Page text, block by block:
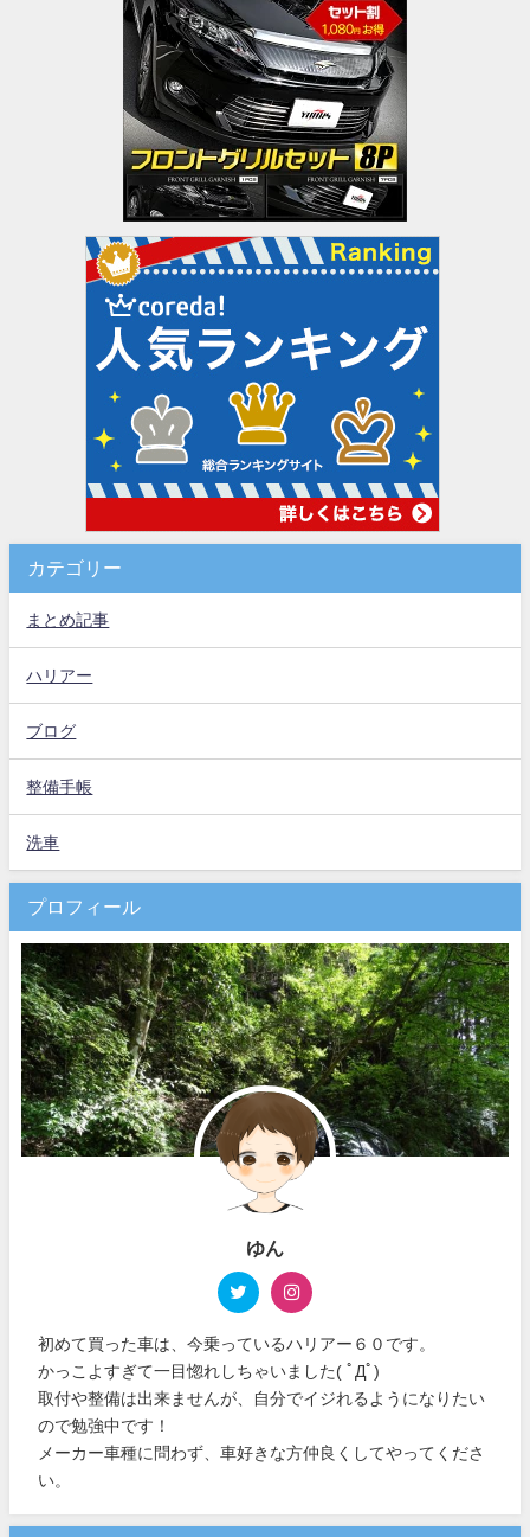
カテゴリー
まとめ記事
ハリアー
ブログ
整備手帳
洗車
プロフィール
ゆん
初めて買った車は、今乗っているハリアー６０です。
かっこよすぎて一目惚れしちゃいました( ﾟДﾟ)
取付や整備は出来ませんが、自分でイジれるようになりたい
ので勉強中です！
メーカー車種に問わず、車好きな方仲良くしてやってくださ
い。